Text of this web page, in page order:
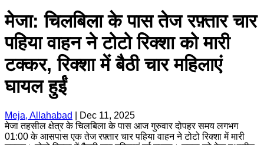
मेजा: चिलबिला के पास तेज रफ़्तार चार
पहिया वाहन ने टोटो रिक्शा को मारी
टक्कर, रिक्शा में बैठी चार महिलाएं
घायल हुईं
Meja, Allahabad
Dec 11, 2025
मेजा तहसील क्षेत्र के चिलबिला के पास आज गुरुवार दोपहर समय लगभग
01:00 के आसपास एक तेज रफ़्तार चार पहिया वाहन ने टोटो रिक्शा में मारी